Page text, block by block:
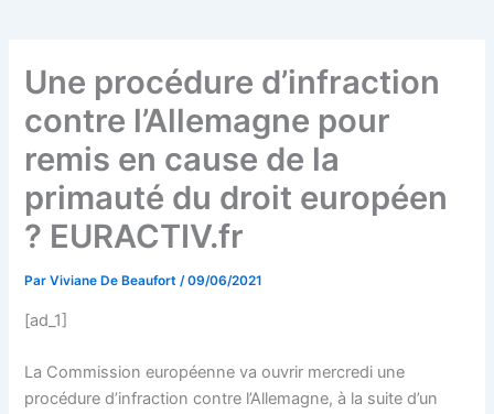
Une procédure d’infraction
contre l’Allemagne pour
remis en cause de la
primauté du droit européen
? EURACTIV.fr
ParViviane De Beaufort/09/06/2021
[ad_1]
La Commission européenne va ouvrir mercredi une
procédure d’infraction contre l’Allemagne, à la suite d’un